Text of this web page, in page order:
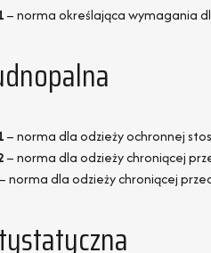
– norma określająca wymagania
– norma dla odzieży ochronnej
– norma dla odzieży chroniącej
– norma dla odzieży chroniącej